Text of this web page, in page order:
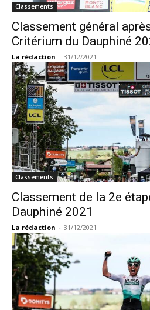
Classements
Classement général
Critérium du Dauphiné
La rédaction - 31/12/2021
Classements
Classement de la 2e
Dauphiné 2021
La rédaction - 31/12/2021